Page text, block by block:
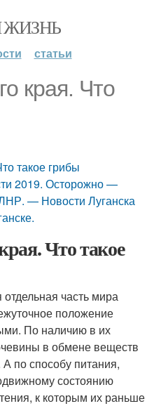
ЖИЗНЬ
статьи
края. Что
такое грибы
2019. Осторожно —
— Новости Луганска
Что такое
часть мира
положение
По наличию в их
в обмене веществ
по способу питания,
состоянию
к которым их раньше